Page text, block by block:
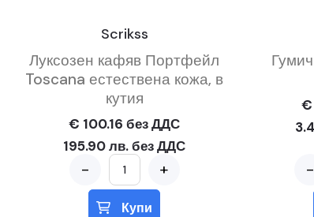
Scrikss
Луксозен кафяв Портфейл
Toscana естествена кожа, в
кутия
€ 100.16 без ДДС
195.90 лв. без ДДС
- +
Купи
€
-